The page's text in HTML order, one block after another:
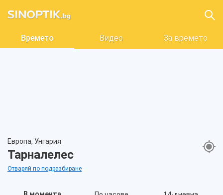
Времето Видео За времето
Европа, Унгария
Тарналелес
Отваряй по подразбиране